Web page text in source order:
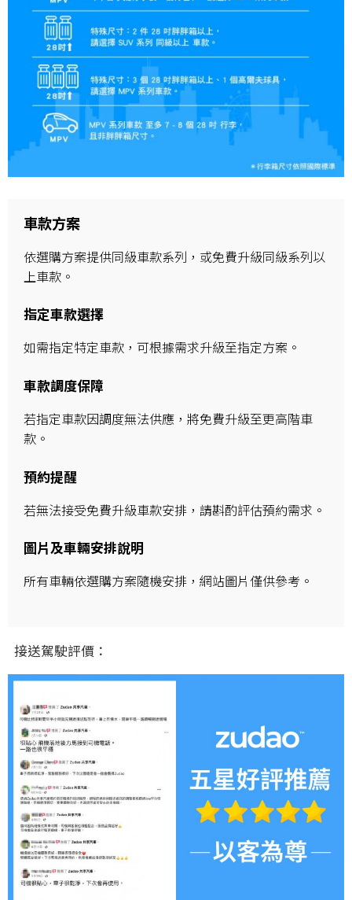
車款方案
依選購方案提供同級車款系列，或免費升級同級系列以
上車款。
指定車款選擇
如需指定特定車款，可根據需求升級至指定方案。
車款調度保障
若指定車款因調度無法供應，將免費升級至更高階車
款。
預約提醒
若無法接受免費升級車款安排，請斟酌評估預約需求。
圖片及車輛安排說明
所有車輛依選購方案隨機安排，網站圖片僅供參考。
接送駕駛評價：